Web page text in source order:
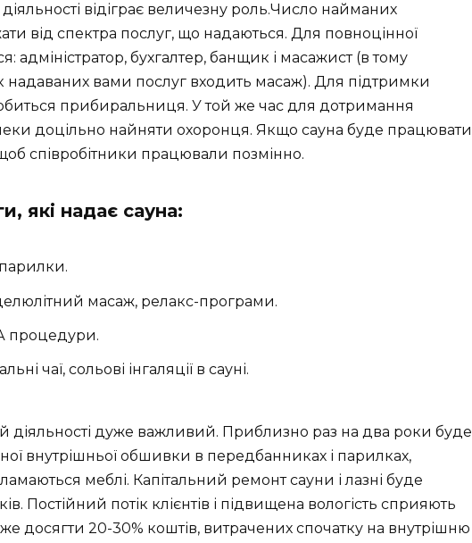
відіграє величезну роль.Число найманих
від спектра послуг, що надаються. Для повноцінної
адміністратор, бухгалтер, банщик і масажист (в тому
надаваних вами послуг входить масаж). Для підтримки
прибиральниця. У той же час для дотримання
доцільно найняти охоронця. Якщо сауна буде працювати
співробітники працювали позмінно.
які надає сауна:
масаж, релакс-програми.
процедури.
чаї, сольові інгаляції в сауні.
діяльності дуже важливий. Приблизно раз на два роки буде
внутрішньої обшивки в передбанниках і парилках,
меблі. Капітальний ремонт сауни і лазні буде
Постійний потік клієнтів і підвищена вологість сприяють
досягти 20-30% коштів, витрачених спочатку на внутрішню